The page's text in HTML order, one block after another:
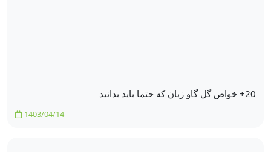
20+ خواص گل گاو زبان که حتما باید بدانید
1403/04/14